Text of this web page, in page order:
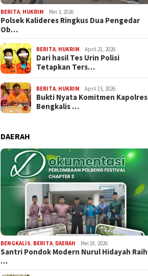
BERITA HUKRIM Mei 3, 2026
Polsek Kalideres Ringkus Dua Pengedar
Ob…
BERITA HUKRIM April 21, 2026
Dari hasil Tes Urin Polisi
Tetapkan Ters…
BERITA HUKRIM April 15, 2026
Bukti Nyata Komitmen Kapolres
Bengkalis …
DAERAH
BENGKALIS BERITA DAERAH Mei 18, 2026
Santri Pondok Modern Nurul Hidayah Raih
…